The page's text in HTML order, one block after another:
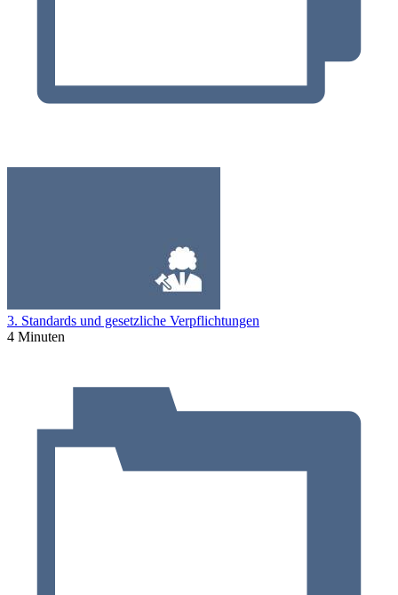
3. Standards und gesetzliche Verpflichtungen
4 Minuten